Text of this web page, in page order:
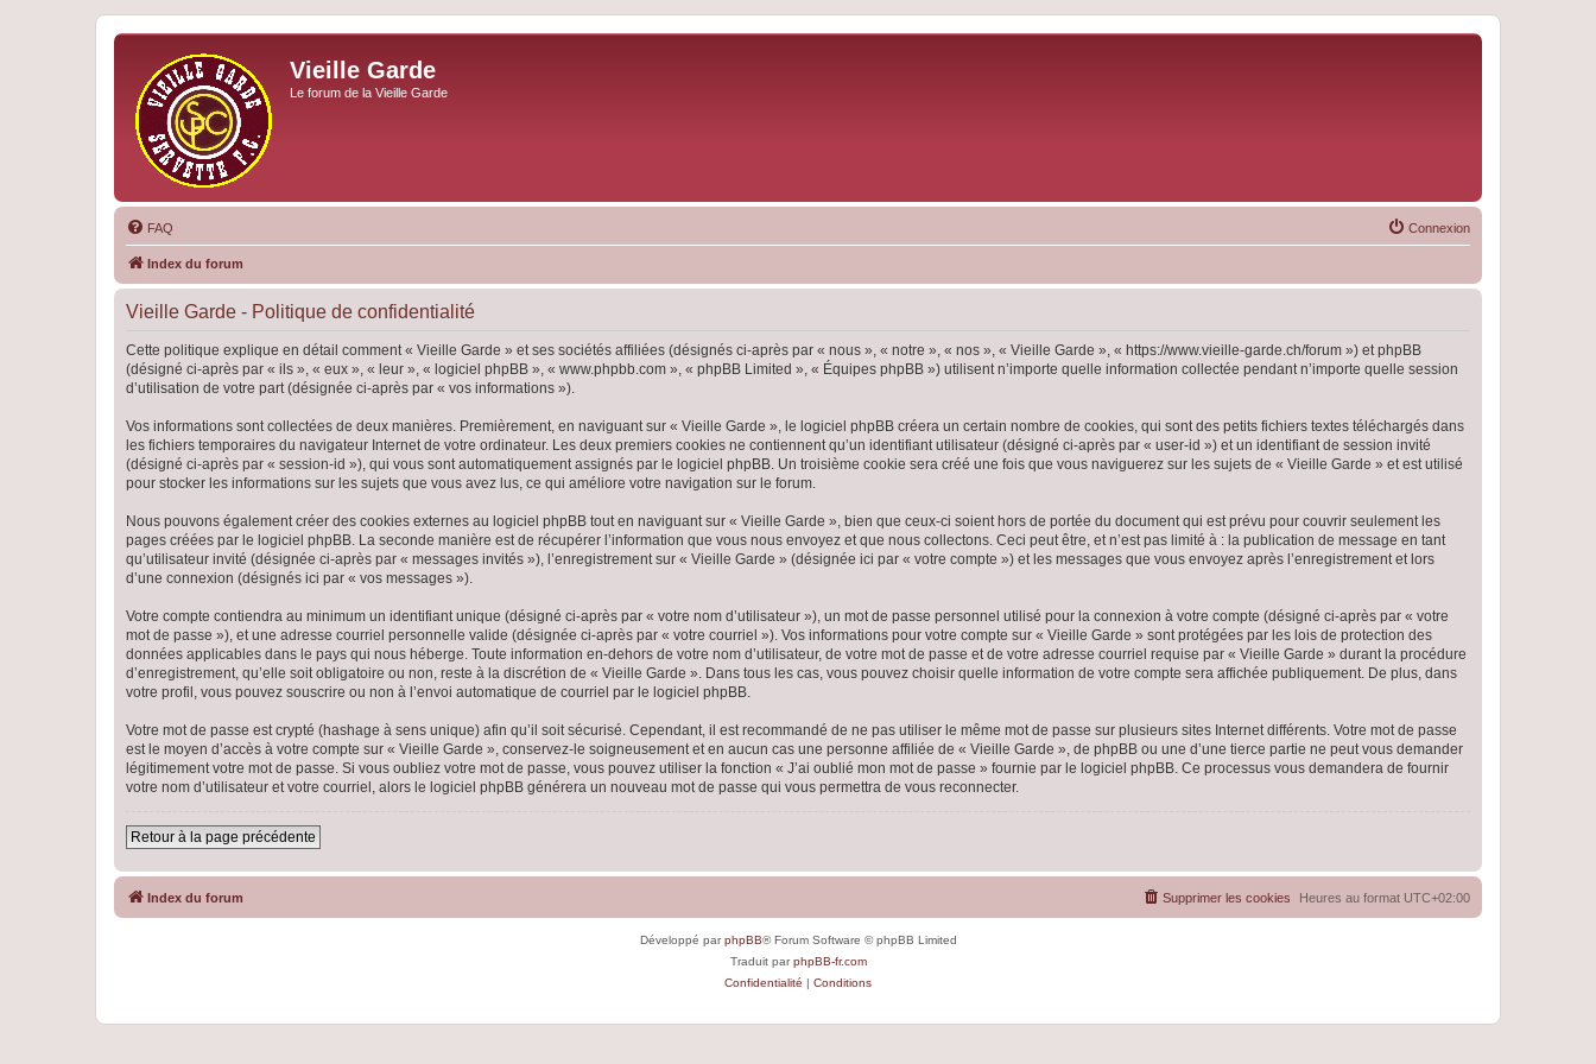
Vieille Garde
Le forum de la Vieille Garde
FAQ Connexion
Index du forum
Vieille Garde - Politique de confidentialité
Cette politique explique en détail comment « Vieille Garde » et ses sociétés affiliées (désignés ci-après par « nous », « notre », « nos », « Vieille Garde », « https://www.vieille-garde.ch/forum ») et phpBB
(désigné ci-après par « ils », « eux », « leur », « logiciel phpBB », « www.phpbb.com », « phpBB Limited », « Équipes phpBB ») utilisent n’importe quelle information collectée pendant n’importe quelle session
d’utilisation de votre part (désignée ci-après par « vos informations »).
Vos informations sont collectées de deux manières. Premièrement, en naviguant sur « Vieille Garde », le logiciel phpBB créera un certain nombre de cookies, qui sont des petits fichiers textes téléchargés dans
les fichiers temporaires du navigateur Internet de votre ordinateur. Les deux premiers cookies ne contiennent qu’un identifiant utilisateur (désigné ci-après par « user-id ») et un identifiant de session invité
(désigné ci-après par « session-id »), qui vous sont automatiquement assignés par le logiciel phpBB. Un troisième cookie sera créé une fois que vous naviguerez sur les sujets de « Vieille Garde » et est utilisé
pour stocker les informations sur les sujets que vous avez lus, ce qui améliore votre navigation sur le forum.
Nous pouvons également créer des cookies externes au logiciel phpBB tout en naviguant sur « Vieille Garde », bien que ceux-ci soient hors de portée du document qui est prévu pour couvrir seulement les
pages créées par le logiciel phpBB. La seconde manière est de récupérer l’information que vous nous envoyez et que nous collectons. Ceci peut être, et n’est pas limité à : la publication de message en tant
qu’utilisateur invité (désignée ci-après par « messages invités »), l’enregistrement sur « Vieille Garde » (désignée ici par « votre compte ») et les messages que vous envoyez après l’enregistrement et lors
d’une connexion (désignés ici par « vos messages »).
Votre compte contiendra au minimum un identifiant unique (désigné ci-après par « votre nom d’utilisateur »), un mot de passe personnel utilisé pour la connexion à votre compte (désigné ci-après par « votre
mot de passe »), et une adresse courriel personnelle valide (désignée ci-après par « votre courriel »). Vos informations pour votre compte sur « Vieille Garde » sont protégées par les lois de protection des
données applicables dans le pays qui nous héberge. Toute information en-dehors de votre nom d’utilisateur, de votre mot de passe et de votre adresse courriel requise par « Vieille Garde » durant la procédure
d’enregistrement, qu’elle soit obligatoire ou non, reste à la discrétion de « Vieille Garde ». Dans tous les cas, vous pouvez choisir quelle information de votre compte sera affichée publiquement. De plus, dans
votre profil, vous pouvez souscrire ou non à l’envoi automatique de courriel par le logiciel phpBB.
Votre mot de passe est crypté (hashage à sens unique) afin qu’il soit sécurisé. Cependant, il est recommandé de ne pas utiliser le même mot de passe sur plusieurs sites Internet différents. Votre mot de passe
est le moyen d’accès à votre compte sur « Vieille Garde », conservez-le soigneusement et en aucun cas une personne affiliée de « Vieille Garde », de phpBB ou une d’une tierce partie ne peut vous demander
légitimement votre mot de passe. Si vous oubliez votre mot de passe, vous pouvez utiliser la fonction « J’ai oublié mon mot de passe » fournie par le logiciel phpBB. Ce processus vous demandera de fournir
votre nom d’utilisateur et votre courriel, alors le logiciel phpBB générera un nouveau mot de passe qui vous permettra de vous reconnecter.
Retour à la page précédente
Index du forum Heures au format UTC+02:00
Supprimer les cookies
Développé parphpBB® Forum Software © phpBB Limited
Traduit parphpBB-fr.com
Confidentialité | Conditions